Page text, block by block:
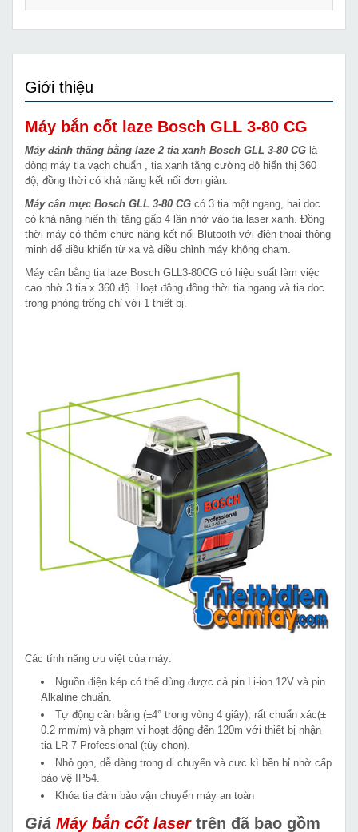
Giới thiệu
Máy bắn cốt laze Bosch GLL 3-80 CG
Máy đánh thăng bằng laze 2 tia xanh Bosch GLL 3-80 CG là
dòng máy tia vạch chuẩn , tia xanh tăng cường độ hiển thị 360
độ, đồng thời có khả năng kết nối đơn giản.
Máy cân mực Bosch GLL 3-80 CG có 3 tia một ngang, hai dọc
có khả năng hiển thị tăng gấp 4 lần nhờ vào tia laser xanh. Đồng
thời máy có thêm chức năng kết nối Blutooth với điện thoại thông
minh để điều khiển từ xa và điều chỉnh máy không chạm.
Máy cân bằng tia laze Bosch GLL3-80CG có hiệu suất làm việc
cao nhờ 3 tia x 360 độ. Hoạt động đồng thời tia ngang và tia dọc
trong phòng trống chỉ với 1 thiết bị.
Các tính năng ưu việt của máy:
Nguồn điện kép có thể dùng được cả pin Li-ion 12V và pin
Alkaline chuẩn.
Tự động cân bằng (±4° trong vòng 4 giây), rất chuẩn xác(±
0.2 mm/m) và phạm vi hoạt động đến 120m với thiết bị nhận
tia LR 7 Professional (tùy chọn).
Nhỏ gọn, dễ dàng trong di chuyển và cực kì bền bỉ nhờ cấp
bảo vệ IP54.
Khóa tia đảm bảo vận chuyển máy an toàn
Giá Máy bắn cốt lasertrên đã bao gồm